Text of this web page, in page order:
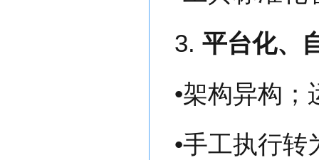
3.平台化、
•架构异构
•手工执行